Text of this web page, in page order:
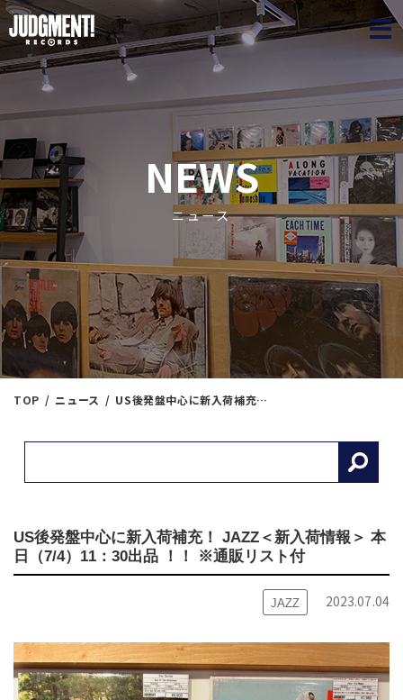
NEWS
ニュース
TOP ニュース US後発盤中心に新入荷補充！ JAZZ＜新入荷情報＞ 本日（7/4）11：30出品 ！！ ※通販リスト付
US後発盤中心に新入荷補充！ JAZZ＜新入荷情報＞ 本
日（7/4）11：30出品 ！！ ※通販リスト付
JAZZ 2023.07.04